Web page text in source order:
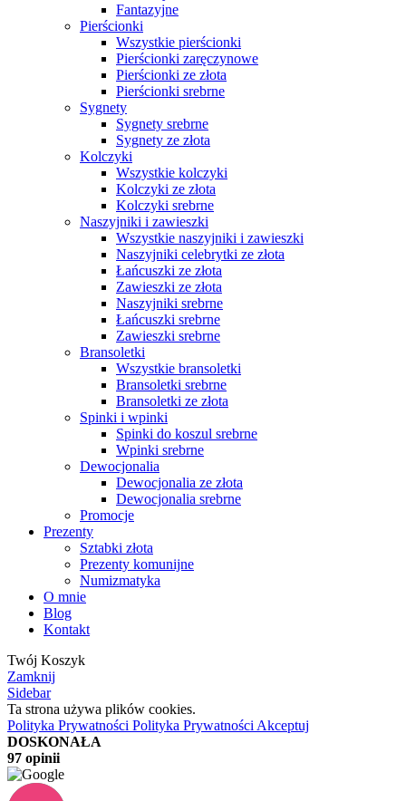
Fantazyjne
Pierścionki
Wszystkie pierścionki
Pierścionki zaręczynowe
Pierścionki ze złota
Pierścionki srebrne
Sygnety
Sygnety srebrne
Sygnety ze złota
Kolczyki
Wszystkie kolczyki
Kolczyki ze złota
Kolczyki srebrne
Naszyjniki i zawieszki
Wszystkie naszyjniki i zawieszki
Naszyjniki celebrytki ze złota
Łańcuszki ze złota
Zawieszki ze złota
Naszyjniki srebrne
Łańcuszki srebrne
Zawieszki srebrne
Bransoletki
Wszystkie bransoletki
Bransoletki srebrne
Bransoletki ze złota
Spinki i wpinki
Spinki do koszul srebrne
Wpinki srebrne
Dewocjonalia
Dewocjonalia ze złota
Dewocjonalia srebrne
Promocje
Prezenty
Sztabki złota
Prezenty komunijne
Numizmatyka
O mnie
Blog
Kontakt
Twój Koszyk
Zamknij
Sidebar
Ta strona używa plików cookies.
Polityka Prywatności Polityka Prywatności Akceptuj
DOSKONAŁA
97 opinii